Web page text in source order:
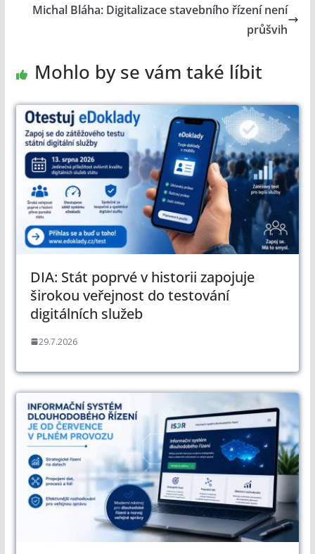
Michal Bláha: Digitalizace stavebního řízení není
průšvih
Mohlo by se vám také líbit
DIA: Stát poprvé v historii zapojuje
širokou veřejnost do testování
digitálních služeb
29.7.2026